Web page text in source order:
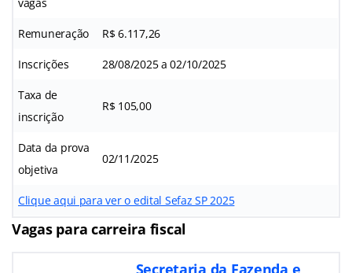
Remuneração R$ 6.117,26
Inscrições 28/08/2025 a 02/10/2025
Taxa de
inscrição
R$ 105,00
Data da prova
objetiva
02/11/2025
Clique aqui para ver o edital Sefaz SP 2025
Vagas para carreira fiscal
Secretaria da Fazenda e